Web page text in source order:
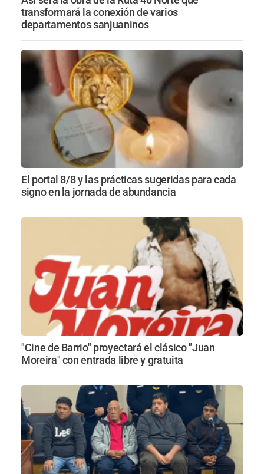
transformará la conexión de varios
departamentos sanjuaninos
El portal 8/8 y las prácticas sugeridas para cada
signo en la jornada de abundancia
"Cine de Barrio" proyectará el clásico "Juan
Moreira" con entrada libre y gratuita